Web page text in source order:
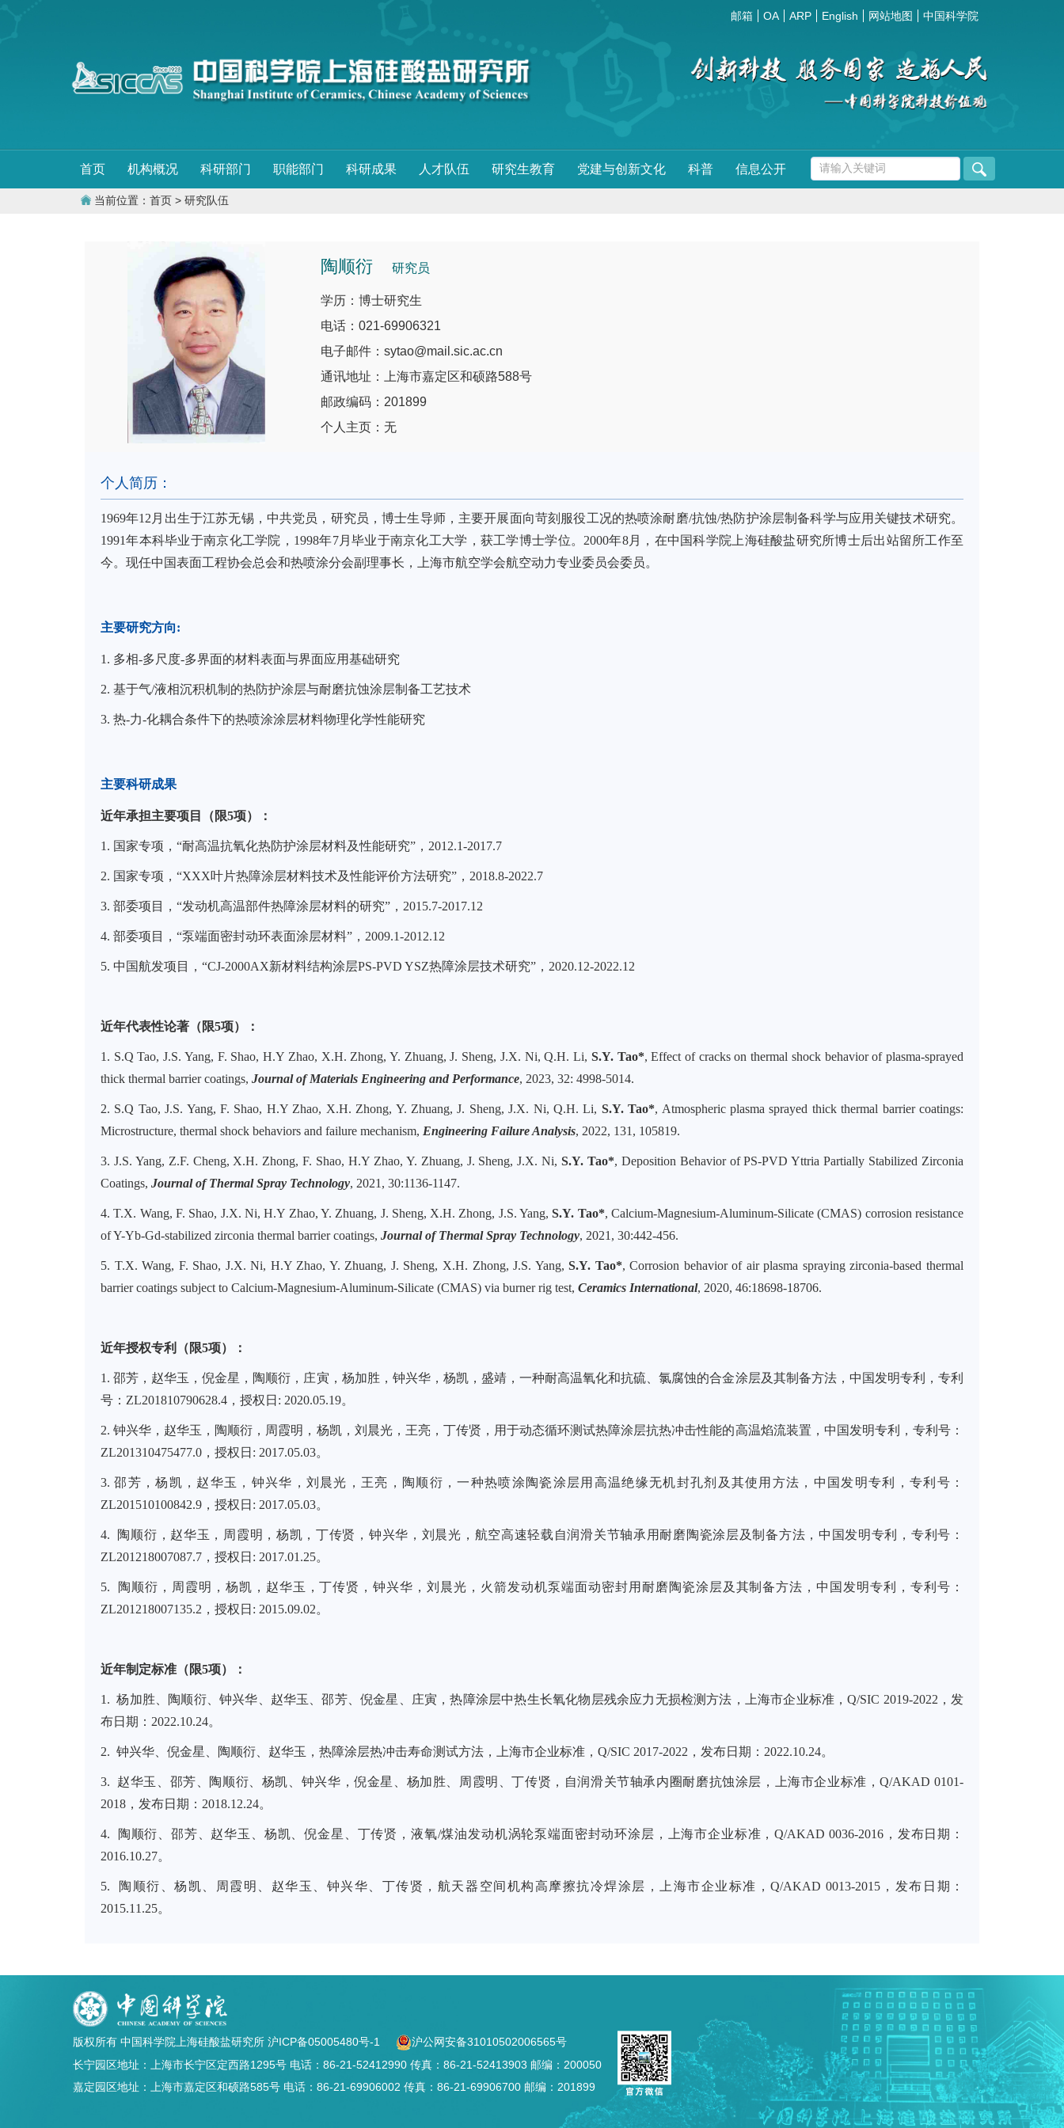
邮箱 OA ARP English 网站地图 中国科学院
首页 机构概况 科研部门 职能部门 科研成果 人才队伍 研究生教育 党建与创新文化 科普 信息公开
当前位置： 首页 > 研究队伍
陶顺衍 研究员
学历：博士研究生
电话：021-69906321
电子邮件：sytao@mail.sic.ac.cn
通讯地址：上海市嘉定区和硕路588号
邮政编码：201899
个人主页：无
个人简历：
1969年12 月出生于江苏无锡，中共党员，研究员，博士生导师，主要开展面向苛刻服役工况的热喷涂耐磨/抗蚀/热防护涂层制备科学与应用关键技术研究。
1991年本科毕业于南京化工学院， 1998年7月毕业于南京化工大学，获工学博士学位。 2000年8月，在中国科学院上海硅酸盐研究所博士后出站留所工作至
今。现任中国表面工程协会总会和热喷涂分会副理事长，上海市航空学会航空动力专业委员会委员。
主要研究方向:
1. 多相-多尺度-多界面的材料表面与界面应用基础研究
2. 基于气/液相沉积机制的热防护涂层与耐磨抗蚀涂层制备工艺技术
3. 热-力-化耦合条件下的热喷涂涂层材料物理化学性能研究
主要科研成果
近年承担主要项目（限5项）：
1. 国家专项， “耐高温抗氧化热防护涂层材料及性能研究” ， 2012.1-2017.7
2. 国家专项， “XXX叶片热障涂层材料技术及性能评价方法研究” ， 2018.8-2022.7
3. 部委项目， “发动机高温部件热障涂层材料的研究” ， 2015.7-2017.12
4. 部委项目， “泵端面密封动环表面涂层材料” ， 2009.1-2012.12
5. 中国航发项目， “CJ-2000AX新材料结构涂层PS-PVD YSZ热障涂层技术研究” ， 2020.12-2022.12
近年代表性论著（限5项）：
1. S.Q Tao, J.S. Yang, F. Shao, H.Y Zhao, X.H. Zhong, Y. Zhuang, J. Sheng, J.X. Ni, Q.H. Li, S.Y. Tao*, Effect of cracks on thermal shock behavior of plasma-sprayed
thick thermal barrier coatings, Journal of Materials Engineering and Performance, 2023, 32: 4998-5014.
2. S.Q Tao, J.S. Yang, F. Shao, H.Y Zhao, X.H. Zhong, Y. Zhuang, J. Sheng, J.X. Ni, Q.H. Li, S.Y. Tao*, Atmospheric plasma sprayed thick thermal barrier coatings:
Microstructure, thermal shock behaviors and failure mechanism, Engineering Failure Analysis, 2022, 131, 105819.
3. J.S. Yang, Z.F. Cheng, X.H. Zhong, F. Shao, H.Y Zhao, Y. Zhuang, J. Sheng, J.X. Ni,S.Y. Tao*, Deposition Behavior of PS-PVD Yttria Partially Stabilized Zirconia
Coatings, Journal of Thermal Spray Technology, 2021, 30:1136-1147.
4. T.X. Wang, F. Shao, J.X. Ni, H.Y Zhao, Y. Zhuang, J. Sheng, X.H. Zhong, J.S. Yang,S.Y. Tao*, Calcium-Magnesium-Aluminum-Silicate (CMAS) corrosion resistance
of Y-Yb-Gd-stabilized zirconia thermal barrier coatings, Journal of Thermal Spray Technology, 2021, 30:442-456.
5. T.X. Wang, F. Shao, J.X. Ni, H.Y Zhao, Y. Zhuang, J. Sheng, X.H. Zhong, J.S. Yang,S.Y. Tao*, Corrosion behavior of air plasma spraying zirconia-based thermal
barrier coatings subject to Calcium-Magnesium-Aluminum-Silicate (CMAS) via burner rig test, Ceramics International, 2020, 46:18698-18706.
近年授权专利（限5项）：
1. 邵芳，赵华玉，倪金星， 陶顺衍 ，庄寅，杨加胜，钟兴华，杨凯，盛靖，一种耐高温氧化和抗硫、氯腐蚀的合金涂层及其制备方法，中国发明专利，专利
号： ZL201810790628.4 ，授权日 : 2020.05.19。
2. 钟兴华，赵华玉， 陶顺衍 ，周霞明，杨凯，刘晨光，王亮，丁传贤，用于动态循环测试热障涂层抗热冲击性能的高温焰流装置，中国发明专利，专利号：
ZL201310475477.0 ，授权日 : 2017.05.03。
3. 邵芳，杨凯，赵华玉，钟兴华，刘晨光，王亮， 陶顺衍 ，一种热喷涂陶瓷涂层用高温绝缘无机封孔剂及其使用方法，中国发明专利，专利号：
ZL201510100842.9 ，授权日 : 2017.05.03。
4. 陶顺衍 ，赵华玉，周霞明，杨凯，丁传贤，钟兴华，刘晨光，航空高速轻载自润滑关节轴承用耐磨陶瓷涂层及制备方法，中国发明专利，专利号：
ZL201218007087.7 ，授权日 : 2017.01.25。
5. 陶顺衍 ，周霞明，杨凯，赵华玉，丁传贤，钟兴华，刘晨光，火箭发动机泵端面动密封用耐磨陶瓷涂层及其制备方法，中国发明专利，专利号：
ZL201218007135.2 ，授权日 : 2015.09.02。
近年制定标准（限5项）：
1. 杨加胜、陶顺衍、钟兴华、赵华玉、邵芳、倪金星、庄寅，热障涂层中热生长氧化物层残余应力无损检测方法，上海市企业标准，Q/SIC 2019-2022 ，发
布日期： 2022.10.24。
2. 钟兴华、倪金星、陶顺衍、赵华玉，热障涂层热冲击寿命测试方法，上海市企业标准， Q/SIC 2017-2022 ，发布日期： 2022.10.24。
3. 赵华玉、邵芳、陶顺衍、杨凯、钟兴华，倪金星、杨加胜、周霞明、丁传贤，自润滑关节轴承内圈耐磨抗蚀涂层，上海市企业标准，Q/AKAD 0101-
2018 ，发布日期： 2018.12.24。
4. 陶顺衍、邵芳、赵华玉、杨凯、倪金星、丁传贤，液氧/煤油发动机涡轮泵端面密封动环涂层，上海市企业标准，Q/AKAD 0036-2016 ，发布日期：
2016.10.27。
5. 陶顺衍、杨凯、周霞明、赵华玉、钟兴华、丁传贤，航天器空间机构高摩擦抗冷焊涂层，上海市企业标准，Q/AKAD 0013-2015，发布日期：
2015.11.25。
版权所有 中国科学院上海硅酸盐研究所 沪ICP备05005480号-1
沪公网安备31010502006565号
长宁园区地址：上海市长宁区定西路1295号 电话：86-21-52412990 传真：86-21-52413903 邮编：200050
嘉定园区地址：上海市嘉定区和硕路585号 电话：86-21-69906002 传真：86-21-69906700 邮编：201899